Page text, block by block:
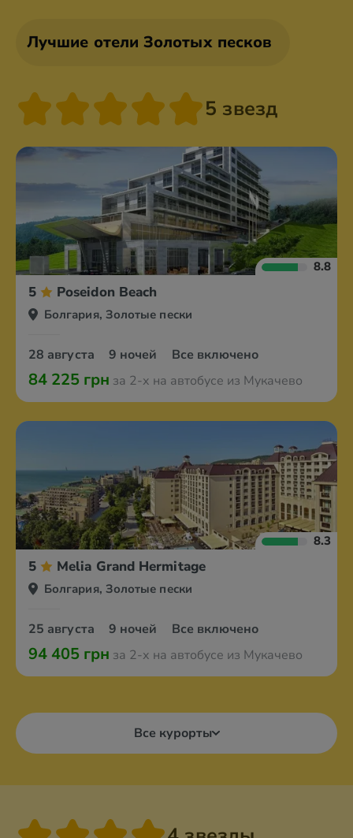
Лучшие отели Золотых песков
5 звезд
8.8
5 Poseidon Beach
Болгария, Золотые пески
28 августа 9 ночей Все включено
84 225 грн за 2-х на автобусе из Мукачево
8.3
5 Melia Grand Hermitage
Болгария, Золотые пески
25 августа 9 ночей Все включено
94 405 грн за 2-х на автобусе из Мукачево
Все курорты